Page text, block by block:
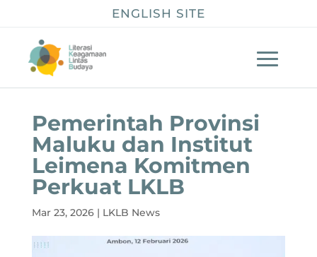
ENGLISH SITE
Pemerintah Provinsi
Maluku dan Institut
Leimena Komitmen
Perkuat LKLB
Mar 23, 2026| LKLB News